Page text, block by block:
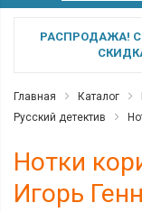
РАСПРОДАЖА!
Главная Каталог
Русский детектив
Нотки
Игорь